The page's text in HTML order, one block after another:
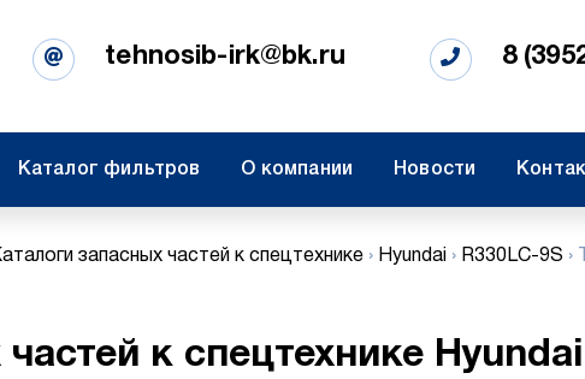
8
tehnosib-irk@bk.ru
Каталог фильтров О компании Новости
запасных частей к спецтехнике › Hyundai › R330LC-9S ›
к спецтехнике